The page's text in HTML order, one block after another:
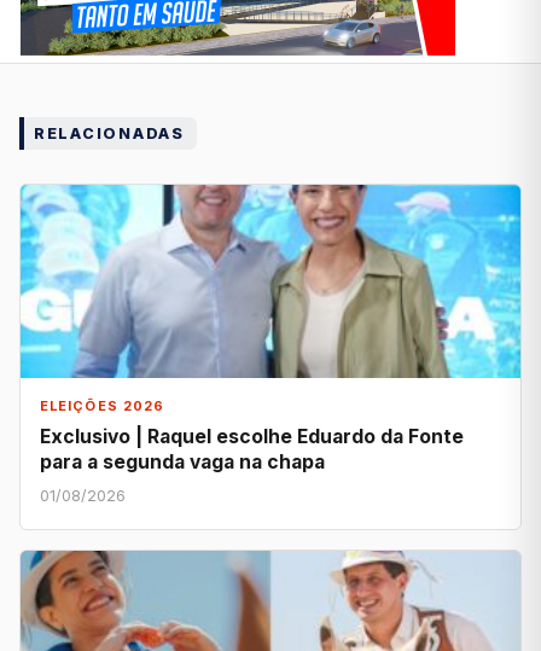
RELACIONADAS
ELEIÇÕES 2026
Exclusivo | Raquel escolhe Eduardo da Fonte
para a segunda vaga na chapa
01/08/2026